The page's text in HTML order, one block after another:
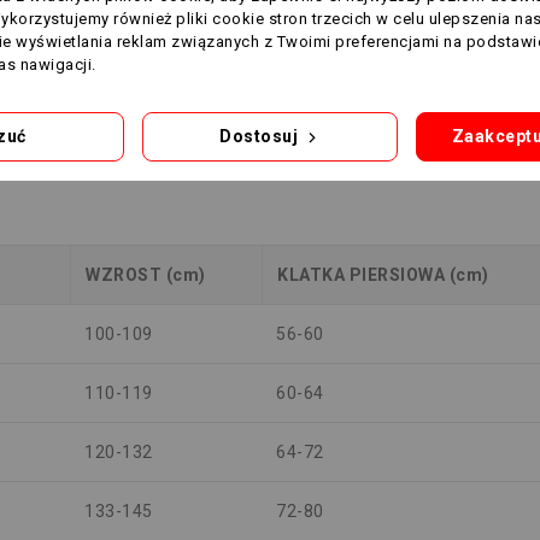
96-100
104-110
WZROST (cm) KLATKA PIERSIOWA (cm)
100-109 56-60
110-119 60-64
120-132 64-72
133-145 72-80
również pliki cookie stron trzecich w celu ulepszenia
wyświetlania reklam związanych z Twoimi preferencjami na
nawigacji.
Dostosuj